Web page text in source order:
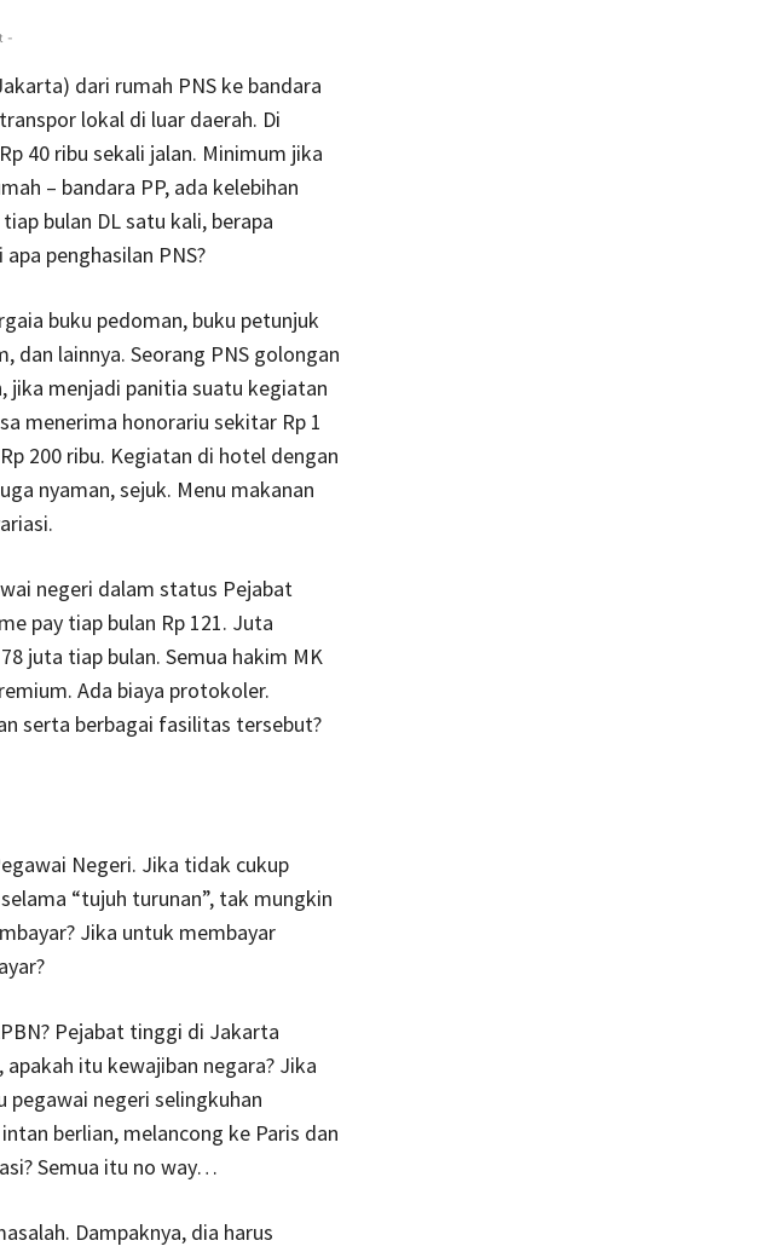
-
dari rumah PNS ke bandara
lokal di luar daerah. Di
40 ribu sekali jalan. Minimum jika
– bandara PP, ada kelebihan
bulan DL satu kali, berapa
penghasilan PNS?
buku pedoman, buku petunjuk
dan lainnya. Seorang PNS golongan
jika menjadi panitia suatu kegiatan
menerima honorariu sekitar Rp 1
200 ribu. Kegiatan di hotel dengan
nyaman, sejuk. Menu makanan
negeri dalam status Pejabat
pay tiap bulan Rp 121. Juta
juta tiap bulan. Semua hakim MK
Ada biaya protokoler.
serta berbagai fasilitas tersebut?
Negeri. Jika tidak cukup
“tujuh turunan”, tak mungkin
Jika untuk membayar
Pejabat tinggi di Jakarta
itu kewajiban negara? Jika
pegawai negeri selingkuhan
berlian, melancong ke Paris dan
Semua itu no way…
Dampaknya, dia harus